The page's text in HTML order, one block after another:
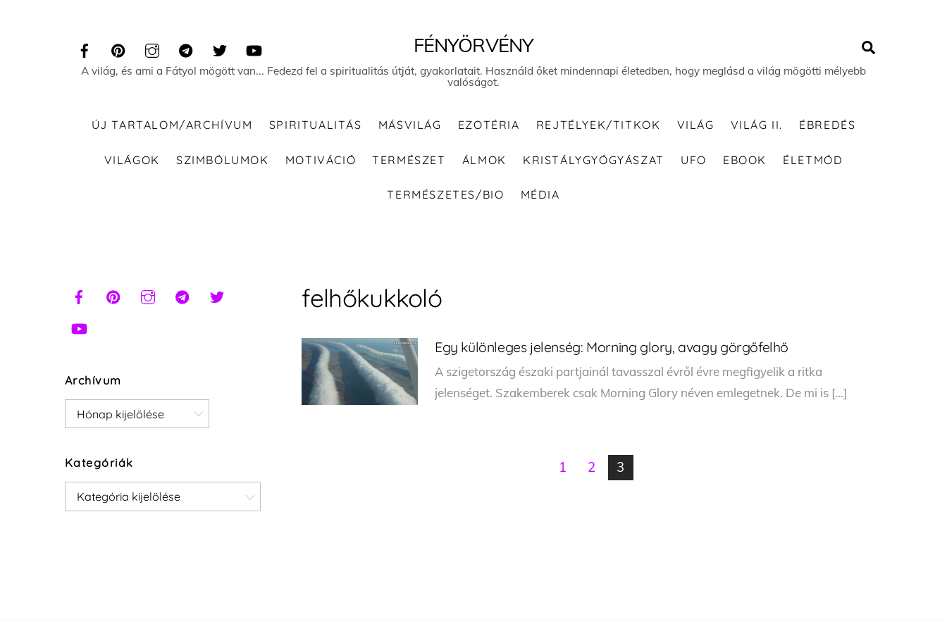
FÉNYÖRVÉNY
A világ, és ami a Fátyol mögött van... Fedezd fel a spiritualitás útját, gyakorlatait. Használd őket mindennapi életedben, hogy meglásd a világ mögötti mélyebb
valóságot.
ÚJ TARTALOM/ARCHÍVUM SPIRITUALITÁS MÁSVILÁG EZOTÉRIA REJTÉLYEK/TITKOK VILÁG VILÁG II. ÉBREDÉS
VILÁGOK SZIMBÓLUMOK MOTIVÁCIÓ TERMÉSZET ÁLMOK KRISTÁLYGYÓGYÁSZAT UFO EBOOK ÉLETMÓD
TERMÉSZETES/BIO MÉDIA
felhőkukkoló
Egy különleges jelenség: Morning glory, avagy görgőfelhő
A szigetország északi partjainál tavasszal évről évre megfigyelik a ritka
jelenséget. Szakemberek csak Morning Glory néven emlegetnek. De mi is […]
1 2 3
Archívum
Archívum
Kategóriák
Kategóriák